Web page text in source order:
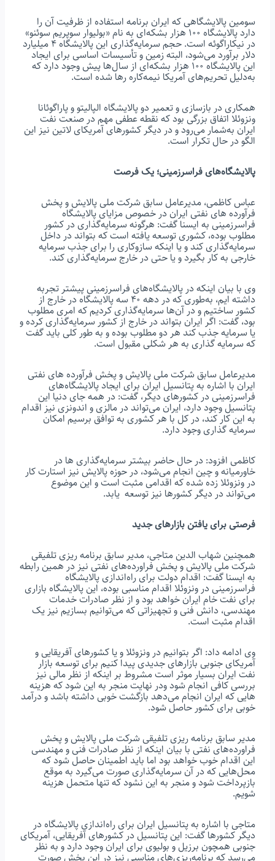
سومین پالایشگاهی که ایران برنامه استفاده از ظرفیت آن را
دارد پالایشگاه ۱۰۰ هزار بشکه‌ای به نام «بولیوار سوپریم سوئنو»
در نیکاراگوئه است. حجم سرمایه‌گذاری این پالایشگاه ۴ میلیارد
دلار برآورد می‌شود، البته زمین و تأسیسات اساسی برای ایجاد
این پالایشگاه ۱۰۰ هزار بشکه‌ای از سال‌ها پیش وجود دارد که
به‌دلیل تحریم‌های آمریکا نیمه‌کاره رها شده است.
همکاری در بازسازی و تعمیر دو پالایشگاه الپالیتو و پاراگوئانا
ونزوئلا اتفاق بزرگی بود که نقطه عطفی مهم در صنعت نفت
ایران به‌شمار می‌رود و در دیگر کشورهای آمریکای لاتین نیز این
الگو در حال تکرار است.
پالایشگاه‌های فراسرزمینی؛ یک فرصت
عباس کاظمی، مدیرعامل سابق شرکت ملی پالایش و پخش
فرآورده های نفتی ایران در خصوص مزایای پالایشگاه
فراسرزمینی به ایسنا گفت: هرگونه سرمایه‌گذاری در کشور
مطلوب بوده، کشوری توسعه یافته است که بتواند در داخل
سرمایه‌گذاری کند و یا اینکه سازوکاری را برای جذب سرمایه‌
خارجی به کار بگیرد و یا حتی در خارج سرمایه‌گذاری کند.
وی با بیان اینکه در پالایشگاه‌های فراسرزمینی پیشتر تجربه
داشته ایم، به‌طوری که در دهه ۴۰ سه پالایشگاه در خارج از
کشور ساختیم و در آن‌ها سرمایه‌گذاری کردیم که امری مطلوب
بود، گفت: اگر ایران بتواند در خارج از کشور سرمایه‌گذاری کرده و
یا سرمایه جذب کند هر دو مطلوب بوده و به طور کلی باید گفت
که سرمایه گذاری به هر شکلی مقبول است.
مدیرعامل سابق شرکت ملی پالایش و پخش فرآورده های نفتی
ایران با اشاره به پتانسیل ایران برای ایجاد پالایشگاه‌های
فراسرزمینی در کشورهای دیگر، گفت: در همه جای دنیا این
پتانسیل وجود دارد، ایران می‌تواند در مالزی و اندونزی نیز اقدام
به این کار کند، در کل با هر کشوری به توافق برسیم امکان
سرمایه گذاری وجود دارد.
کاظمی افزود: در حال حاضر بیشتر سرمایه‌گذاری ها در
خاورمیانه و چین انجام می‌شود، در حوزه پالایش نیز استارت کار
در ونزوئلا زده شده که اقدامی مثبت است و این موضوع
می‌تواند در دیگر کشورها نیز توسعه یابد.
فرصتی برای یافتن بازارهای جدید
همچنین شهاب الدین متاجی، مدیر سابق برنامه ریزی تلفیقی
شرکت ملی پالایش و پخش فراورده‌های نفتی نیز در همین رابطه
به ایسنا گفت: اقدام دولت برای راه‌اندازی پالایشگاه
فراسرزمینی در ونزوئلا اقدام مناسبی بوده، این پالایشگاه بازاری
برای نفت خام ایران خواهد بود و از نظر صادرات خدمات
مهندسی، دانش فنی و تجهیزاتی که می‌توانیم بسازیم نیز یک
اقدام مثبت است.
وی ادامه داد: اگر بتوانیم در ونزوئلا و یا کشورهای آفریقایی و
آمریکای جنوبی بازارهای جدیدی پیدا کنیم برای توسعه بازار
نفت ایران بسیار موثر است مشروط بر اینکه از نظر مالی نیز
بررسی کافی انجام شود ودر نهایت منجر به این شود که هزینه
هایی که ایران انجام می‌دهد بازگشت خوبی داشته باشد و درآمد
خوبی برای کشور حاصل شود.
مدیر سابق برنامه ریزی تلفیقی شرکت ملی پالایش و پخش
فراورده‌های نفتی با بیان اینکه از نظر صادرات فنی و مهندسی
این اقدام خوب خواهد بود اما باید اطمینان حاصل شود که
محل‌هایی که در آن سرمایه‌گذاری صورت می‌گیرد به موقع
بازپرداخت شود و منجر به این نشود که تنها متحمل هزینه
شویم.
متاجی با اشاره به پتانسیل ایران برای راه‌اندازی پالایشگاه در
دیگر کشورها گفت: این پتانسیل در کشورهای آفریقایی، آمریکای
جنوبی همچون برزیل و بولیوی برای ایران وجود دارد و به نظر
می‌رسد که برنامه‌ریزی‌های مناسبی نیز در این بخش صورت